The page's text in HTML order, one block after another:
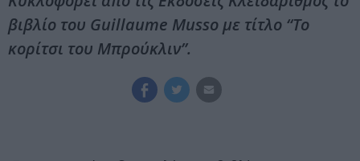
βιβλίο του Guillaume Musso με τίτλο “Το
κορίτσι του Μπρούκλιν”.